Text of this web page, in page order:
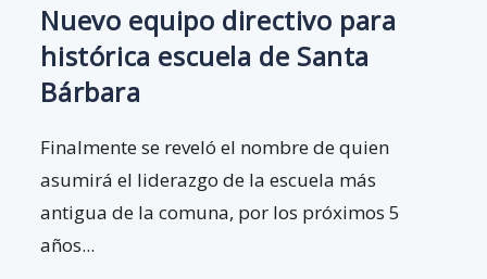
Nuevo equipo directivo para
histórica escuela de Santa
Bárbara
Finalmente se reveló el nombre de quien
asumirá el liderazgo de la escuela más
antigua de la comuna, por los próximos 5
años...